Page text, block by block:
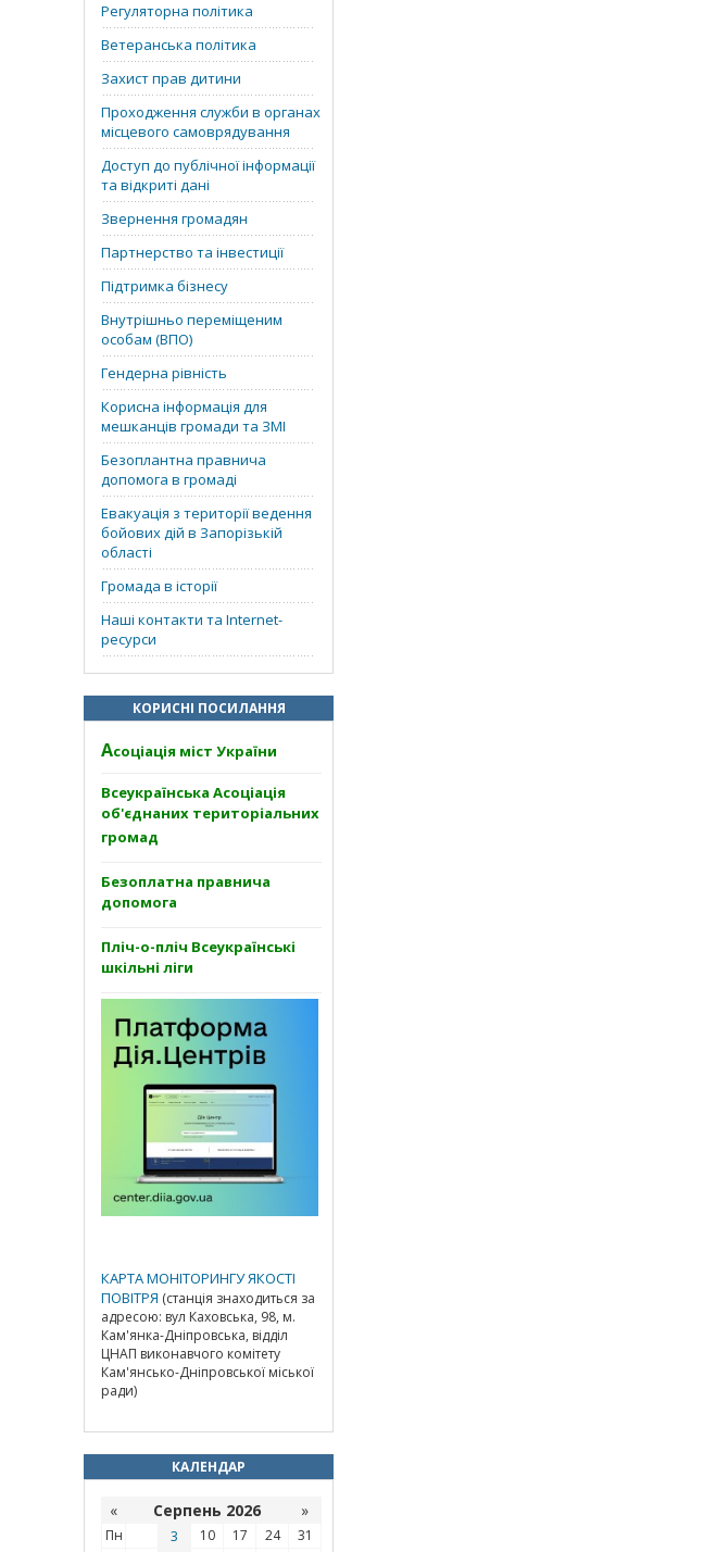
Регуляторна політика
Ветеранська політика
Захист прав дитини
Проходження служби в органах
місцевого самоврядування
Доступ до публічної інформації
та відкриті дані
Звернення громадян
Партнерство та інвестиції
Підтримка бізнесу
Внутрішньо переміщеним
особам (ВПО)
Гендерна рівність
Корисна інформація для
мешканців громади та ЗМІ
Безоплантна правнича
допомога в громаді
Евакуація з території ведення
бойових дій в Запорізькій
області
Громада в історії
Наші контакти та Internet-
ресурси
КОРИСНІ ПОСИЛАННЯ
Асоціація міст України
Всеукраїнська Асоціація
об'єднаних територіальних
громад
Безоплатна правнича
допомога
Пліч-о-пліч Всеукраїнські
шкільні ліги
КАРТА МОНІТОРИНГУ ЯКОСТІ
ПОВІТРЯ (станція знаходиться за
адресою: вул Каховська, 98, м.
Кам'янка-Дніпровська, відділ
ЦНАП виконавчого комітету
Кам'янсько-Дніпровської міської
ради)
КАЛЕНДАР
« Серпень 2026 »
Пн 3 10 17 24
31